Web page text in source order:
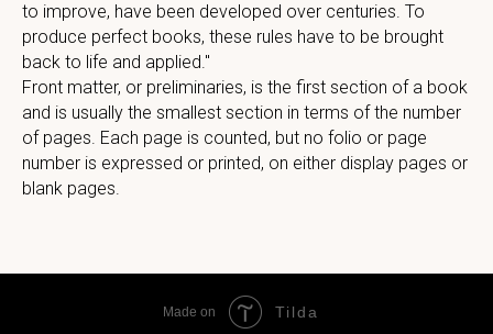
to improve, have been developed over centuries. To
produce perfect books, these rules have to be brought
back to life and applied."
Front matter, or preliminaries, is the first section of a book
and is usually the smallest section in terms of the number
of pages. Each page is counted, but no folio or page
number is expressed or printed, on either display pages or
blank pages.
Made on Tilda